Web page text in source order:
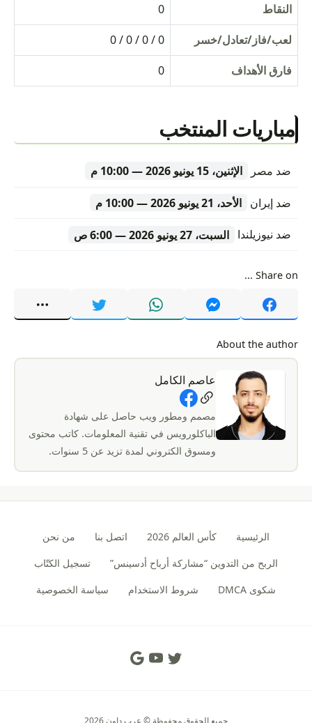
النقاط
0
لعب/فاز/تعادل/خسر
0 / 0 / 0 / 0
فارق الأهداف
0
مباريات المنتخب
ضد مصر الإثنين، 15 يونيو 2026 — 10:00 م
ضد إيران الأحد، 21 يونيو 2026 — 10:00 م
ضد نيوزيلندا السبت، 27 يونيو 2026 — 6:00 ص
Share on ...
About the author
عاصم الكامل
Social Links
مصمم ومطور ويب حاصل على شهادة
الباكلورويس في تقنية المعلومات. كاتب محتوى
ومسوق الكتروني لمدة تزيد عن 5 سنوات.
الرئيسية كأس العالم 2026 اتصل بنا
من نحن
الربح من التدوين “مشاركة أرباح أدسينس”
تسجيل الكتّاب
شكوى DMCA
شروط الاستخدام سياسة الخصوصية
Social Links
جميع الحقوق محفوظة © عرب داون 2026